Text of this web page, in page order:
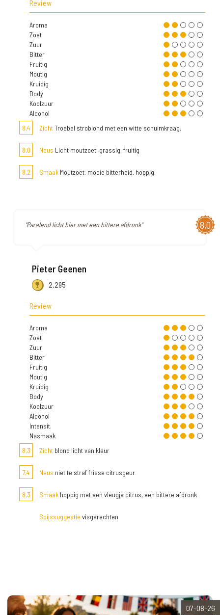
Review
Aroma
Zoet
Zuur
Bitter
Fruitig
Moutig
Kruidig
Body
Koolzuur
Alcohol
8,4
ZichtTroebel stroblond met een witte schuimkraag.
8,0 Neus Licht moutzoet, grassig, fruitig
8,2 Smaak Moutzoet, mooie bitterheid, hoppig.
8,0
"Parelend licht bier met een bittere afdronk"
Pieter Geenen
2.295
Review
Aroma
Zoet
Zuur
Bitter
Fruitig
Moutig
Kruidig
Body
Koolzuur
Alcohol
Intensit.
Nasmaak
8,3
Zicht blond licht van kleur
7,4 Neus niet te straf frisse citrusgeur
8,3 Smaak hoppig met een vleugje citrus, een bittere afdronk
Spijssuggestie visgerechten
07-08-26